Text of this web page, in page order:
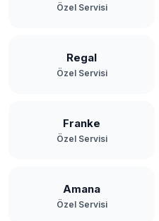
Yeniköy
Özel Servisi
Regal
Özel Servisi
Franke
Özel Servisi
Amana
Özel Servisi